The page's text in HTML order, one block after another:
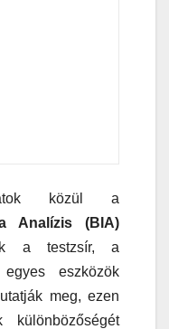
közül a
Analízis (BIA)
a testzsír, a
eszközök
meg, ezen
különbözőségét